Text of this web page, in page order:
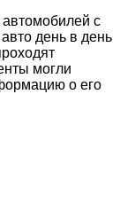
с
день в день
могли
о его